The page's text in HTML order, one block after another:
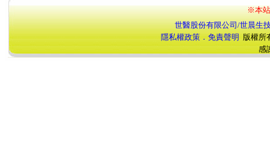
※本站
世醫股份有限公司/世晨生
隱私權政策．免責聲明 版權所
感